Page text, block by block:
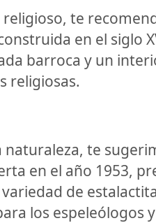
te
en el siglo
barroca y un
religiosas.
naturaleza, te
en el año 1953,
de
los espeleólogos